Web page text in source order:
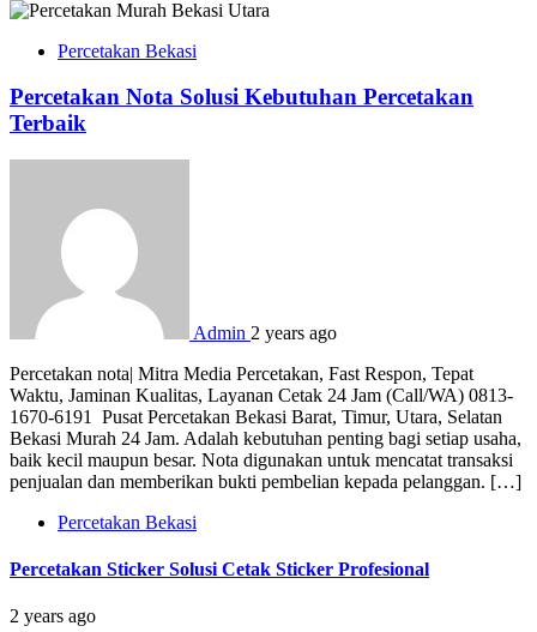
Percetakan Bekasi
Percetakan Nota Solusi Kebutuhan Percetakan
Terbaik
Admin 2 years ago
Percetakan nota| Mitra Media Percetakan, Fast Respon, Tepat
Waktu, Jaminan Kualitas, Layanan Cetak 24 Jam (Call/WA) 0813-
1670-6191 Pusat Percetakan Bekasi Barat, Timur, Utara, Selatan
Bekasi Murah 24 Jam. Adalah kebutuhan penting bagi setiap usaha,
baik kecil maupun besar. Nota digunakan untuk mencatat transaksi
penjualan dan memberikan bukti pembelian kepada pelanggan. […]
Percetakan Bekasi
Percetakan Sticker Solusi Cetak Sticker Profesional
2 years ago